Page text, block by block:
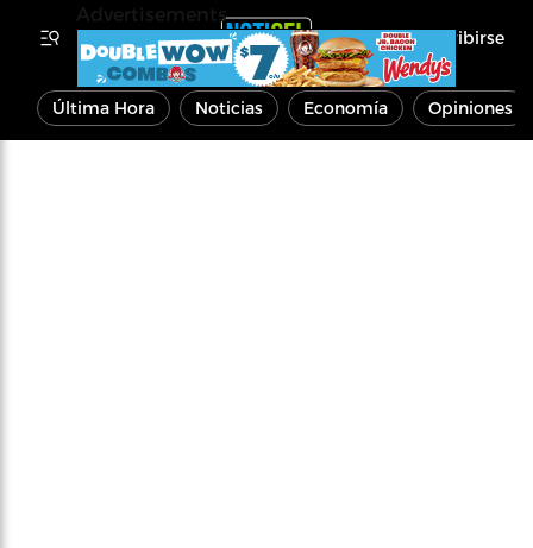
Inscribirse
Última Hora Noticias Economía Opiniones
Advertisements